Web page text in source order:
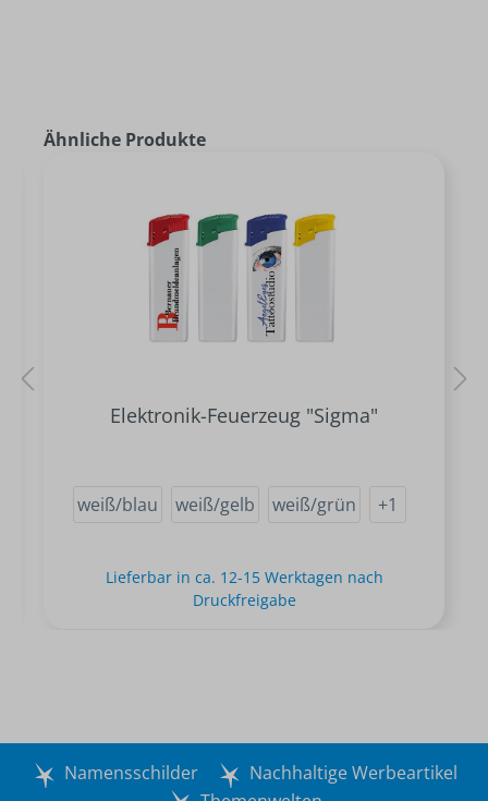
Ähnliche Produkte
Elektronik-Feuerzeug "Sigma"
weiß/blau weiß/gelb weiß/grün +1
Lieferbar in ca. 12-15 Werktagen nach
Druckfreigabe
Namensschilder
Nachhaltige Werbeartikel